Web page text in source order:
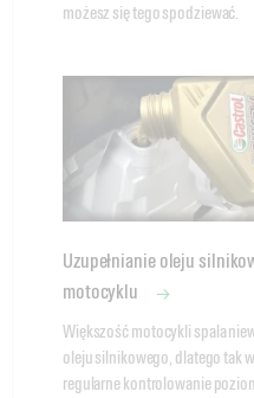
możesz się tego spodziewać.
Uzupełnianie oleju
motocyklu
Większość motocykli spala
oleju silnikowego, dlatego tak
regularne kontrolowanie